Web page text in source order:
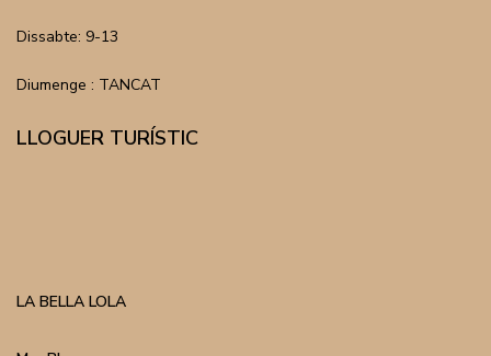
Dissabte: 9-13
Diumenge : TANCAT
LLOGUER TURÍSTIC
LA BELLA LOLA